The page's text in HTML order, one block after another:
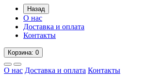
Назад
О нас
Доставка и оплата
Контакты
Корзина: 0
О нас Доставка и оплата Контакты